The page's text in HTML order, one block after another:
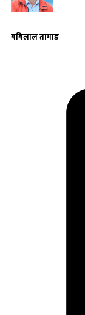
बबिलाल तामाङ